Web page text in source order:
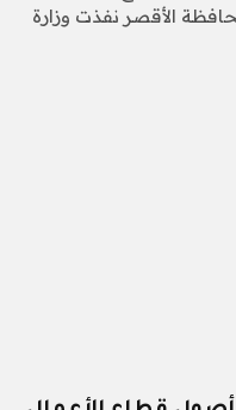
بمحافظة الأقصر نفذت وزارة